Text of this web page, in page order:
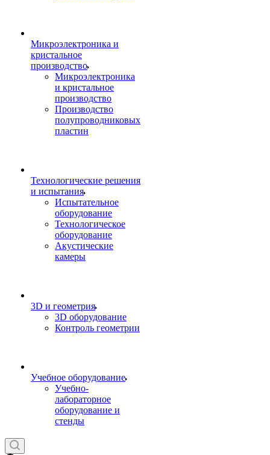
Микроэлектроника и
кристальное
производство
Микроэлектроника
и кристальное
производство
Производство
полупроводниковых
пластин
Технологические решения
и испытания
Испытательное
оборудование
Технологическое
оборудование
Акустические
камеры
3D и геометрия
3D оборудование
Контроль геометрии
Учебное оборудование
Учебно-
лабораторное
оборудование и
стенды